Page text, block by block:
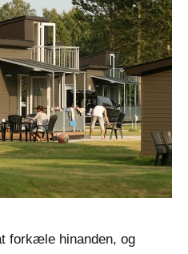
forkæle hinanden, og